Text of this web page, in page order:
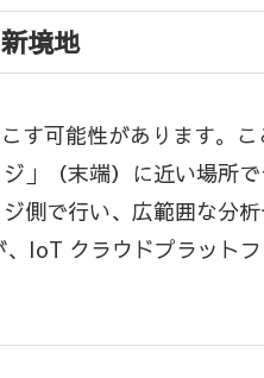
境地
す可能性があります。
」（末端）に近い場所
側で行い、広範囲な分
IoT クラウドプラット